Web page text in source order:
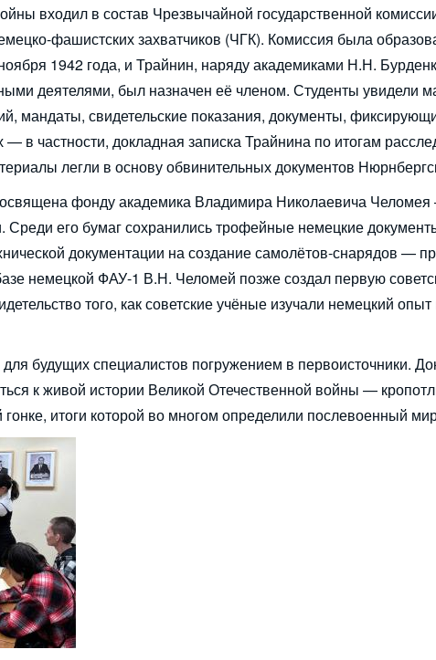
входил в состав Чрезвычайной государственной
фашистских захватчиков (ЧГК). Комиссия была
1942 года, и Трайнин, наряду академиками Н.Н.
деятелями, был назначен её членом. Студенты увидели
мандаты, свидетельские показания, документы,
в частности, докладная записка Трайнина по итогам
легли в основу обвинительных документов
фонду академика Владимира Николаевича Челомея
Среди его бумаг сохранились трофейные немецкие
документации на создание самолётов-снарядов —
немецкой ФАУ-1 В.Н. Челомей позже создал первую
того, как советские учёные изучали немецкий опыт
будущих специалистов погружением в первоисточники.
к живой истории Великой Отечественной войны —
гонке, итоги которой во многом определили послевоенный